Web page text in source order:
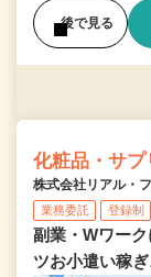
後で見る
化粧品・サプ
株式会社リアル・
業務委託 登録制
副業・Wワー
ツお小遣い稼